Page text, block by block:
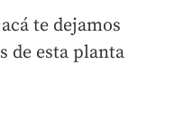
te dejamos
de esta planta